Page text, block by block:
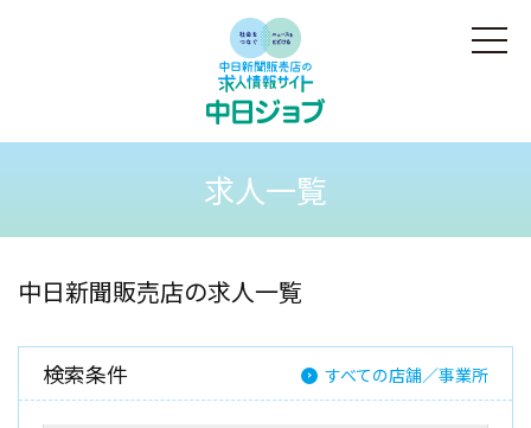
求人一覧
中日新聞販売店の求人一覧
検索条件 すべての店舗／事業所